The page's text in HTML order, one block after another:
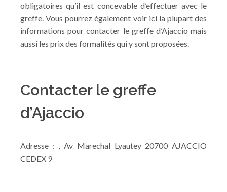
obligatoires qu’il est concevable d’effectuer avec le
greffe. Vous pourrez également voir ici la plupart des
informations pour contacter le greffe d’Ajaccio mais
aussi les prix des formalités qui y sont proposées.
Contacter le greffe
d’Ajaccio
Adresse : , Av Marechal Lyautey 20700 AJACCIO
CEDEX 9